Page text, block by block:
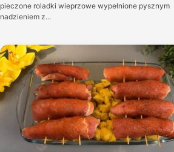
pieczone roladki wieprzowe wypełnione pysznym
nadzieniem z...